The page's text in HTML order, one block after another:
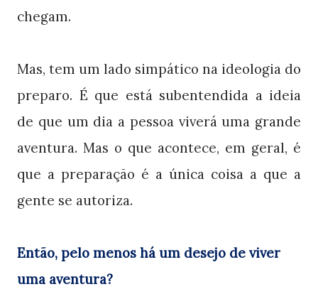
chegam.
Mas, tem um lado simpático na ideologia do
preparo. É que está subentendida a ideia
de que um dia a pessoa viverá uma grande
aventura. Mas o que acontece, em geral, é
que a preparação é a única coisa a que a
gente se autoriza.
Então, pelo menos há um desejo de viver
uma aventura?